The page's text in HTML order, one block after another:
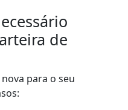
de
para o seu